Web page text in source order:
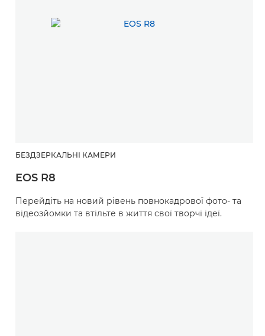
БЕЗДЗЕРКАЛЬНІ КАМЕРИ
EOS R8
Перейдіть на новий рівень повнокадрової фото- та
відеозйомки та втільте в життя свої творчі ідеї.